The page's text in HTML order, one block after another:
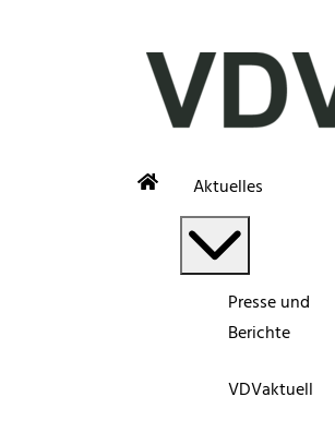
Aktuelles
Presse und
Berichte
VDVaktuell